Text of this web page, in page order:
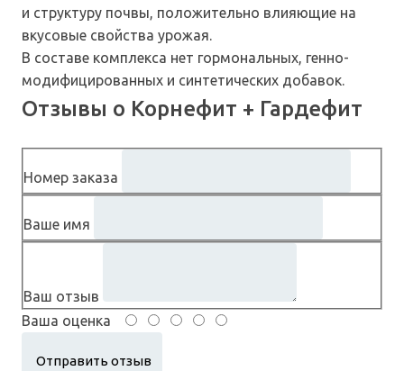
и структуру почвы, положительно влияющие на
вкусовые свойства урожая.
В составе комплекса нет гормональных, генно-
модифицированных и синтетических добавок.
Отзывы о Корнефит + Гардефит
Номер заказа
Ваше имя
Ваш отзыв
Ваша оценка